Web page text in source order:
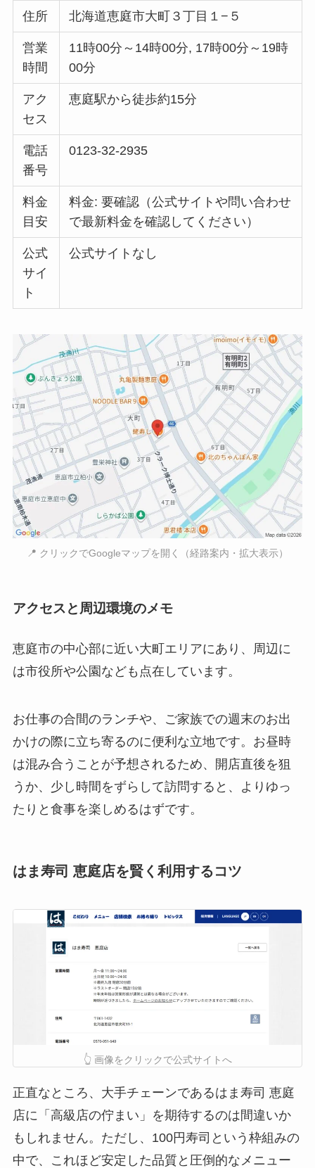
住所 北海道恵庭市大町３丁目１−５
営業
時間
11時00分～14時00分, 17時00分～19時
00分
アク
セス
恵庭駅から徒歩約15分
電話
番号
0123-32-2935
料金
目安
料金: 要確認（公式サイトや問い合わせ
で最新料金を確認してください）
公式
サイ
ト
公式サイトなし
📍 クリックでGoogleマップを開く（経路案内・拡大表示）
アクセスと周辺環境のメモ
恵庭市の中心部に近い大町エリアにあり、周辺に
は市役所や公園なども点在しています。
お仕事の合間のランチや、ご家族での週末のお出
かけの際に立ち寄るのに便利な立地です。お昼時
は混み合うことが予想されるため、開店直後を狙
うか、少し時間をずらして訪問すると、よりゆっ
たりと食事を楽しめるはずです。
はま寿司 恵庭店を賢く利用するコツ
👆 画像をクリックで公式サイトへ
正直なところ、大手チェーンであるはま寿司 恵庭
店に「高級店の佇まい」を期待するのは間違いか
もしれません。ただし、100円寿司という枠組みの
中で、これほど安定した品質と圧倒的なメニュー